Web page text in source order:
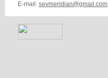
E-mail: sevmeridian@gmail.com